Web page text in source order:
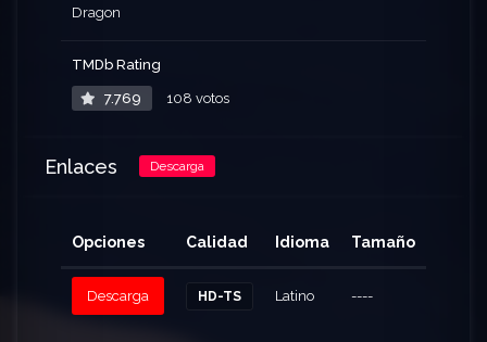
Dragon
TMDb Rating
7.769 108 votos
Enlaces Descarga
Opciones Calidad Idioma Tamaño
Descarga HD-TS Latino ----